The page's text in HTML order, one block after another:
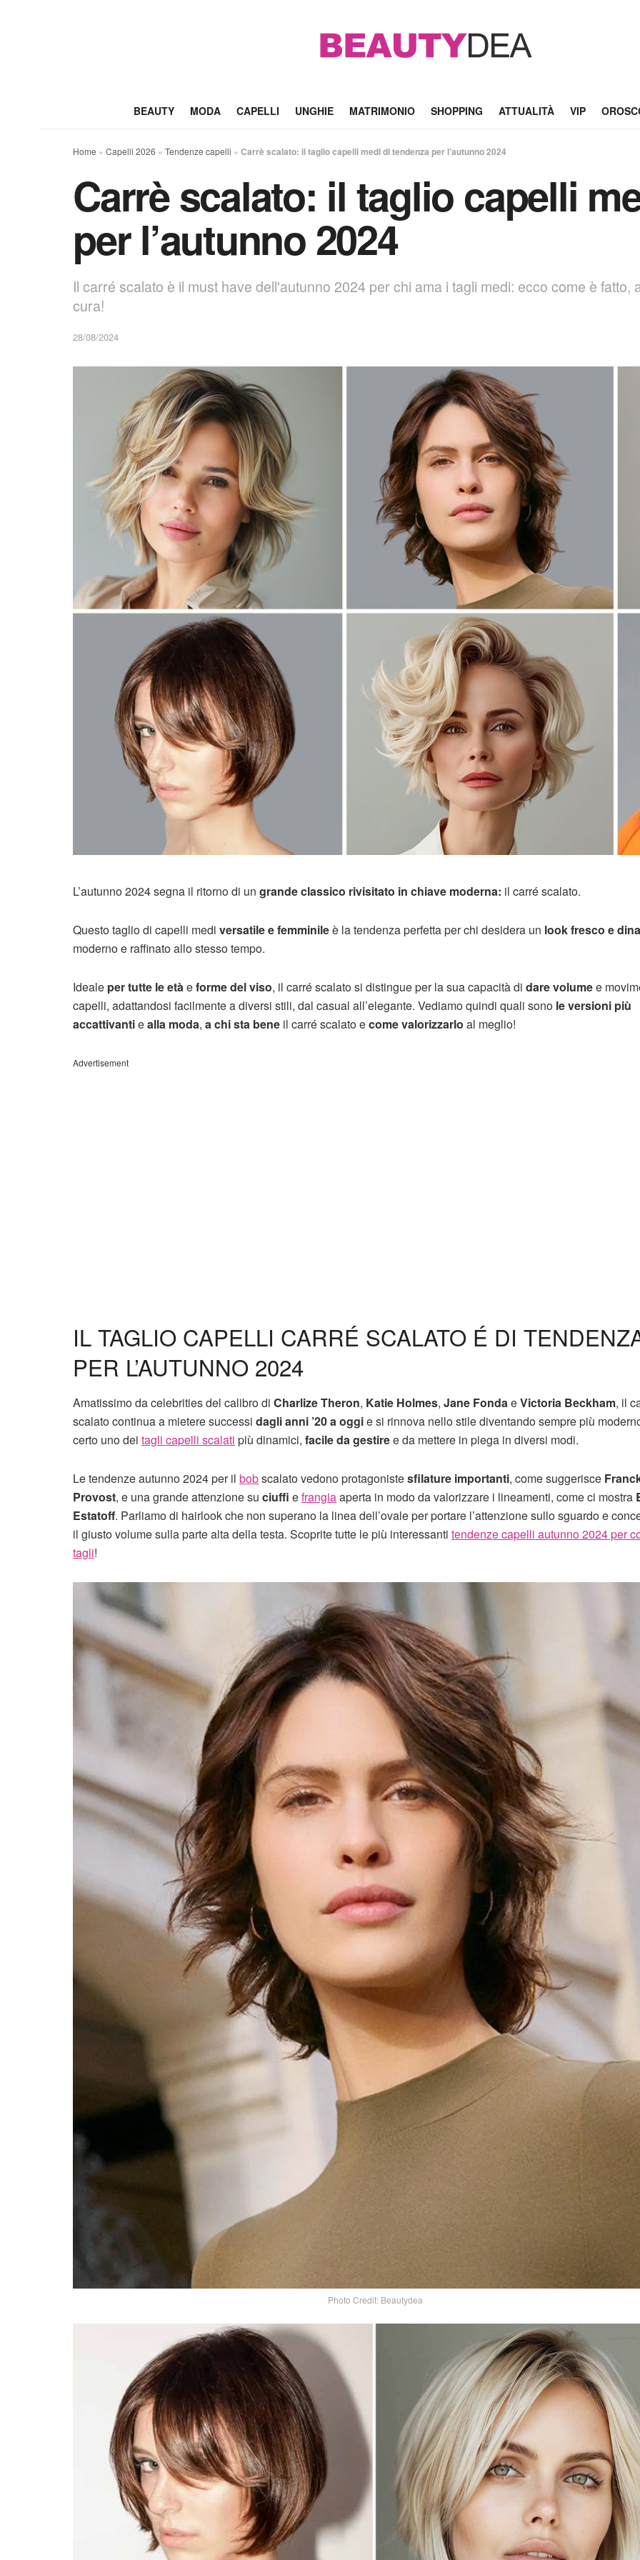
BEAUTY MODA CAPELLI UNGHIE MATRIMONIO SHOPPING ATTUALITÀ VIP
Home » Capelli 2026 » Tendenze capelli » Carrè scalato: il taglio capelli medi di tendenza per l’autunno 2024
Carrè scalato: il taglio capelli
per l’autunno 2024
Il carré scalato è il must have dell'autunno 2024 per chi ama i tagli medi: ecco come è
cura!
28/08/2024
L’autunno 2024 segna il ritorno di un grande classico rivisitato in chiave moderna: il carré scalato.
Questo taglio di capelli medi versatile e femminileè la tendenza perfetta per chi desidera un look fresco e
moderno e raffinato allo stesso tempo.
Ideale per tutte le etàeforme del viso, il carré scalato si distingue per la sua capacità di dare volumee
capelli, adattandosi facilmente a diversi stili, dal casual all’elegante. Vediamo quindi quali sono le versioni più
accattivantiealla moda, a chi sta bene il carré scalato ecome valorizzarlo al meglio!
Advertisement
IL TAGLIO CAPELLI CARRÉ SCALATO É DI
PER L’AUTUNNO 2024
Amatissimo da celebrities del calibro di Charlize Theron, Katie Holmes, Jane FondaeVictoria Beckham, il
scalato continua a mietere successi dagli anni ’20 a oggie si rinnova nello stile diventando sempre più
certo uno dei tagli capelli scalati più dinamici, facile da gestiree da mettere in piega in diversi modi.
Le tendenze autunno 2024 per il bobscalato vedono protagonistesfilature importanti, come suggerisce
Provost, e una grande attenzione su ciuffi efrangiaaperta in modo da valorizzare i lineamenti, come ci mostra
Estatoff. Parliamo di hairlook che non superano la linea dell’ovale per portare l’attenzione sullo sguardo e
il giusto volume sulla parte alta della testa. Scoprite tutte le più interessanti tendenze capelli autunno 2024 per
tagli!
Photo Credit: Beautydea